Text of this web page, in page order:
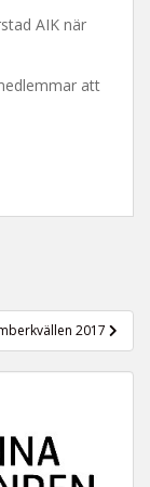
AIK när
att
2017